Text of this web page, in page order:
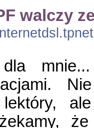
walczy
lektóry,